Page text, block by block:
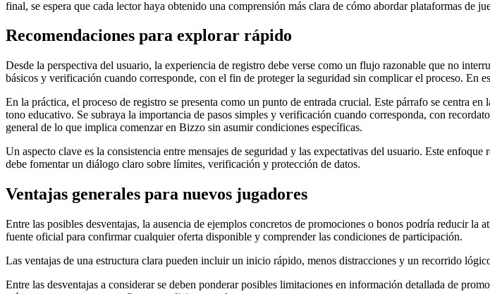
final, se espera que cada lector haya obtenido una comprensión más clara de cómo abordar plataformas de
Recomendaciones para explorar rápido
Desde la perspectiva del usuario, la experiencia de registro debe verse como un flujo razonable que no
básicos y verificación cuando corresponde, con el fin de proteger la seguridad sin complicar el proceso. En
En la práctica, el proceso de registro se presenta como un punto de entrada crucial. Este párrafo se centra
tono educativo. Se subraya la importancia de pasos simples y verificación cuando corresponda, con
general de lo que implica comenzar en Bizzo sin asumir condiciones específicas.
Un aspecto clave es la consistencia entre mensajes de seguridad y las expectativas del usuario. Este
debe fomentar un diálogo claro sobre límites, verificación y protección de datos.
Ventajas generales para nuevos jugadores
Entre las posibles desventajas, la ausencia de ejemplos concretos de promociones o bonos podría reducir
fuente oficial para confirmar cualquier oferta disponible y comprender las condiciones de participación.
Las ventajas de una estructura clara pueden incluir un inicio rápido, menos distracciones y un recorrido
Entre las desventajas a considerar se deben ponderar posibles limitaciones en información detallada de